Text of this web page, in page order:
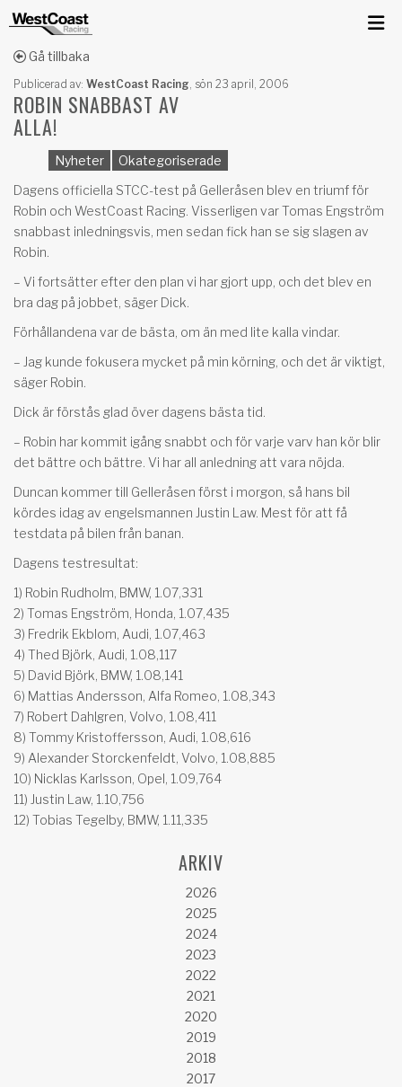
Gå tillbaka
Publicerad av: WestCoast Racing, sön 23 april, 2006
ROBIN SNABBAST AV
ALLA!
Nyheter
Okategoriserade
Dagens officiella STCC-test på Gelleråsen blev en triumf för
Robin och WestCoast Racing. Visserligen var Tomas Engström
snabbast inledningsvis, men sedan fick han se sig slagen av
Robin.
– Vi fortsätter efter den plan vi har gjort upp, och det blev en
bra dag på jobbet, säger Dick.
Förhållandena var de bästa, om än med lite kalla vindar.
– Jag kunde fokusera mycket på min körning, och det är viktigt,
säger Robin.
Dick är förstås glad över dagens bästa tid.
– Robin har kommit igång snabbt och för varje varv han kör blir
det bättre och bättre. Vi har all anledning att vara nöjda.
Duncan kommer till Gelleråsen först i morgon, så hans bil
kördes idag av engelsmannen Justin Law. Mest för att få
testdata på bilen från banan.
Dagens testresultat:
1) Robin Rudholm, BMW, 1.07,331
2) Tomas Engström, Honda, 1.07,435
3) Fredrik Ekblom, Audi, 1.07,463
4) Thed Björk, Audi, 1.08,117
5) David Björk, BMW, 1.08,141
6) Mattias Andersson, Alfa Romeo, 1.08,343
7) Robert Dahlgren, Volvo, 1.08,411
8) Tommy Kristoffersson, Audi, 1.08,616
9) Alexander Storckenfeldt, Volvo, 1.08,885
10) Nicklas Karlsson, Opel, 1.09,764
11) Justin Law, 1.10,756
12) Tobias Tegelby, BMW, 1.11,335
ARKIV
2026
2025
2024
2023
2022
2021
2020
2019
2018
2017